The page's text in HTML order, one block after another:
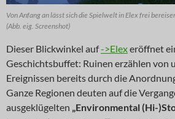
Von Anfang an lässt sich die Spielwelt in Elex frei
(Abb. eig. Screenshot)
Dieser Blickwinkel auf->Elexeröffnet
Geschichtsbuffet: Ruinen erzählen von
Ereignissen bereits durch die
Ganze Regionen deuten auf die
ausgeklügelten „Environmental (Hi-